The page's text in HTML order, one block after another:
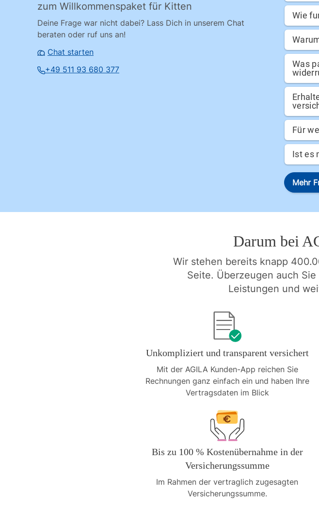
zum Willkommenspaket für Kitten
Deine Frage war nicht dabei? Lass Dich in unserem Chat
beraten oder ruf uns an!
Chat starten
+49 511 93 680 377
Wie
Was
Für
Ist es
Mehr
Darum bei
Wir stehen bereits knapp
Seite. Überzeugen auch
Leistungen und
Unkompliziert und transparent versichert
Mit der AGILA Kunden-App reichen Sie
Rechnungen ganz einfach ein und haben Ihre
Vertragsdaten im Blick
Bis zu 100 % Kostenübernahme in der
Versicherungssumme
Im Rahmen der vertraglich zugesagten
Versicherungssumme.